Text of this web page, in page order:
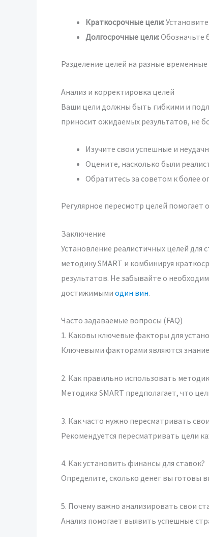
Краткосрочные цели:
Долгосрочные цели:Обозначьте
Разделение целей на разные
Анализ и корректировка целей
Ваши цели должны быть гибкими и
приносит ожидаемых результатов, не
Изучите свои успешные и
Оцените, насколько были
Обратитесь за советом к более
Регулярное пересмотр целей помогает
Заключение
Установление реалистичных целей для
методику SMART и комбинируя
результатов. Не забывайте о
достижимыми один вин.
Часто задаваемые вопросы (FAQ)
1. Каковы ключевые факторы для
Ключевыми факторами являются
2. Как правильно использовать
Методика SMART предполагает, что
3. Как часто нужно пересматривать
Рекомендуется пересматривать цели
4. Как установить финансы для ставок?
Определите, сколько денег вы готовы
5. Почему важно анализировать свои
Анализ помогает выявить успешные